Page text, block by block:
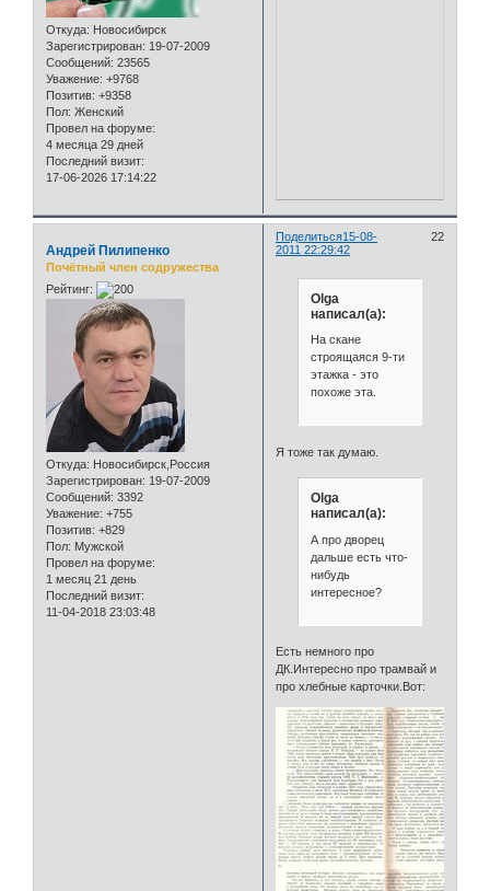
Откуда: Новосибирск
Зарегистрирован: 19-07-2009
Сообщений: 23565
Уважение: +9768
Позитив: +9358
Пол: Женский
Провел на форуме:
4 месяца 29 дней
Последний визит:
17-06-2026 17:14:22
Поделиться 22
15-08-
2011 22:29:42
Андрей Пилипенко
Почётный член содружества
Рейтинг:
Откуда: Новосибирск,Россия
Зарегистрирован: 19-07-2009
Сообщений: 3392
Уважение: +755
Позитив: +829
Пол: Мужской
Провел на форуме:
1 месяц 21 день
Последний визит:
11-04-2018 23:03:48
Olga
написал(а):
На скане
строящаяся 9-ти
этажка - это
похоже эта.
Я тоже так думаю.
Olga
написал(а):
А про дворец
дальше есть что-
нибудь
интересное?
Есть немного про
ДК.Интересно про трамвай и
про хлебные карточки.Вот: